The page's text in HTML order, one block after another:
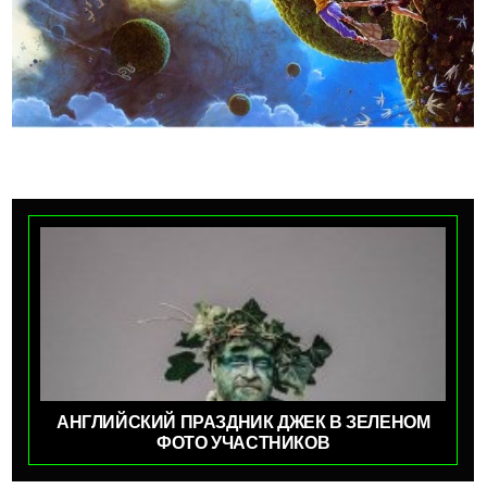
АНГЛИЙСКИЙ ПРАЗДНИК ДЖЕК В ЗЕЛЕНОМ
ФОТО УЧАСТНИКОВ